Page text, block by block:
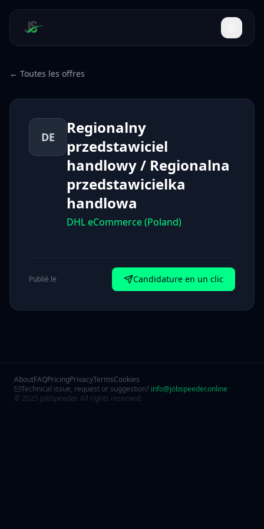
← Toutes les offres
DE
Regionalny
przedstawiciel
handlowy / Regionalna
przedstawicielka
handlowa
DHL eCommerce (Poland)
Publié le Candidature en un clic
AboutFAQPricingPrivacyTermsCookies
Technical issue, request or suggestion? info@jobspeeder.online
© 2025 JobSpeeder. All rights reserved.